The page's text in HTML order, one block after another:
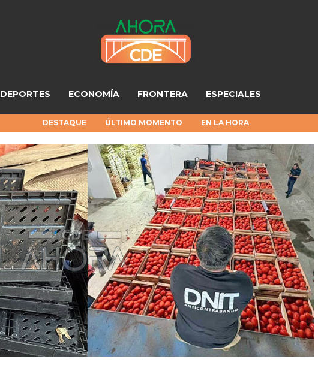
DEPORTES ECONOMÍA FRONTERA ESPECIALES
DESTAQUE ÚLTIMO MOMENTO EN LA HORA